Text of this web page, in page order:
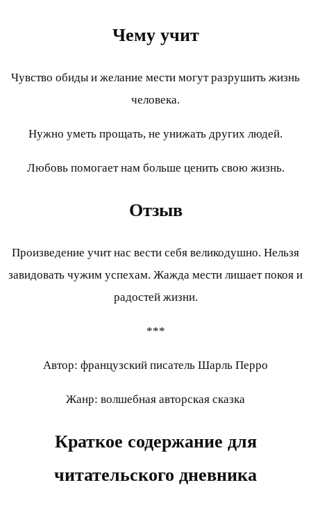
Чему учит
Чувство обиды и желание мести могут разрушить жизнь
человека.
Нужно уметь прощать, не унижать других людей.
Любовь помогает нам больше ценить свою жизнь.
Отзыв
Произведение учит нас вести себя великодушно. Нельзя
завидовать чужим успехам. Жажда мести лишает покоя и
радостей жизни.
***
Автор: французский писатель Шарль Перро
Жанр: волшебная авторская сказка
Краткое содержание для
читательского дневника